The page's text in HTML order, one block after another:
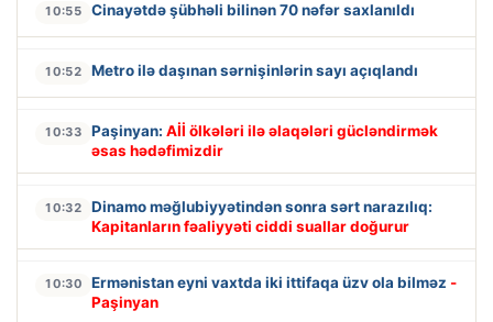
10:55 Cinayətdə şübhəli bilinən 70 nəfər saxlanıldı
10:52 Metro ilə daşınan sərnişinlərin sayı açıqlandı
10:33 Paşinyan: Aİİ ölkələri ilə əlaqələri gücləndirmək
əsas hədəfimizdir
10:32
Dinamo məğlubiyyətindən sonra sərt narazılıq:
Kapitanların fəaliyyəti ciddi suallar doğurur
10:30 Ermənistan eyni vaxtda iki ittifaqa üzv ola bilməz -
Paşinyan